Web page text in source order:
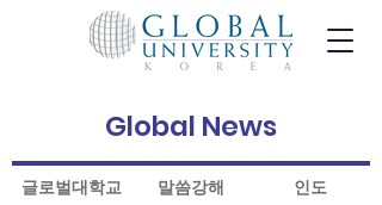
Global News
글로벌대학교 말씀강해
인도